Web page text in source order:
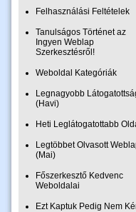
Felhasználási Feltételek
Tanulságos Történet az
Ingyen Weblap
Szerkesztésről!
Weboldal Kategóriák
Legnagyobb
(Havi)
Heti Leglátogatottabb
Legtöbbet Olvasott
(Mai)
Főszerkesztő Kedvenc
Weboldalai
Ezt Kaptuk Pedig Nem